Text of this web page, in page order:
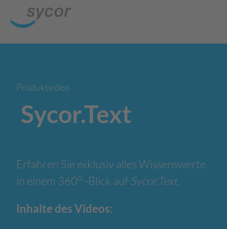
Produktvideo
Sycor.Text
Erfahren Sie exklusiv alles Wissenswerte
in einem 360o -Blick auf Sycor.Text.
Inhalte des Videos: